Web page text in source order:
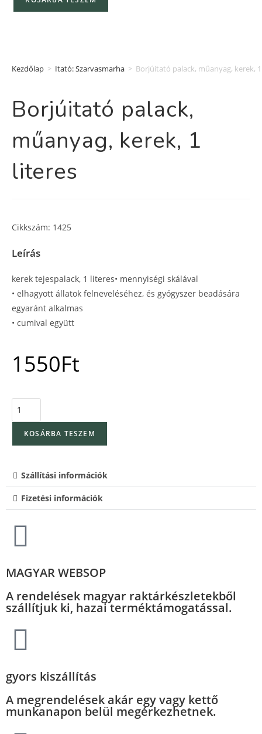
Kezdőlap > Itató: Szarvasmarha > Borjúitató palack, műanyag, kerek,
Borjúitató palack,
műanyag, kerek, 1
literes
Cikkszám: 1425
Leírás
kerek tejespalack, 1 literes• mennyiségi skálával
• elhagyott állatok felneveléséhez, és gyógyszer beadására
egyaránt alkalmas
• cumival együtt
1550Ft
KOSÁRBA TESZEM
Szállítási információk
Fizetési információk
MAGYAR WEBSOP
A rendelések magyar raktárkészletekből
szállítjuk ki, hazai terméktámogatással.
gyors kiszállítás
A megrendelések akár egy vagy kettő
munkanapon belül megérkezhetnek.